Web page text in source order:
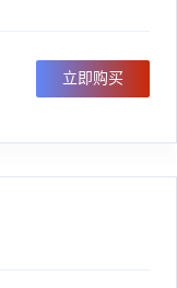
立即购买